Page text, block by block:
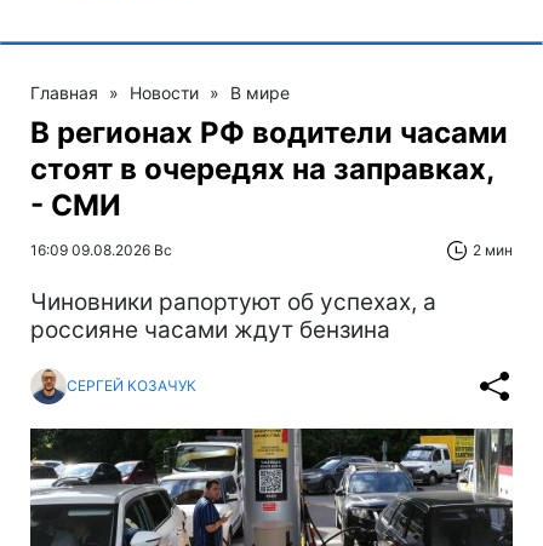
Главная » Новости » В мире
В регионах РФ водители часами
стоят в очередях на заправках,
- СМИ
16:09 09.08.2026 Вс 2 мин
Чиновники рапортуют об успехах, а
россияне часами ждут бензина
СЕРГЕЙ КОЗАЧУК